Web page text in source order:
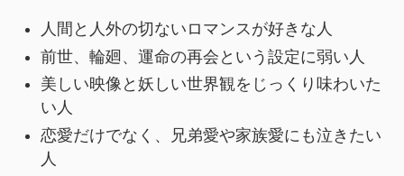
人間と人外の切ないロマンスが好きな人
前世、輪廻、運命の再会という設定に弱い人
美しい映像と妖しい世界観をじっくり味わいた
い人
恋愛だけでなく、兄弟愛や家族愛にも泣きたい
人